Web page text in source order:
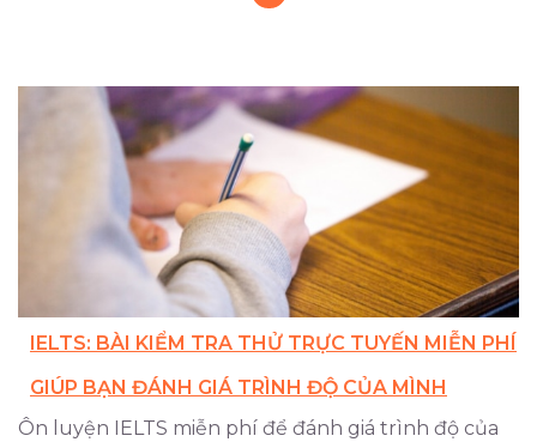
IELTS: BÀI KIỂM TRA THỬ TRỰC TUYẾN MIỄN PHÍ
GIÚP BẠN ĐÁNH GIÁ TRÌNH ĐỘ CỦA MÌNH
Ôn luyện IELTS miễn phí để đánh giá trình độ của